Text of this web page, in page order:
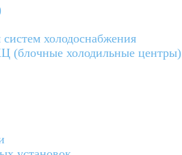
холодоснабжения
(блочные холодильные центры)